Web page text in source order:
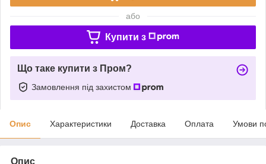
або
Купити з
Що таке купити з Пром?
Замовлення під захистом
Опис Характеристики Доставка Оплата Умови
Опис